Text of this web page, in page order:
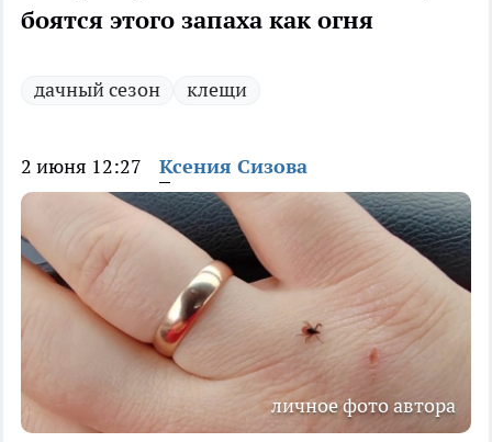
боятся этого запаха как огня
дачный сезон клещи
2 июня 12:27 Ксения Сизова
личное фото автора